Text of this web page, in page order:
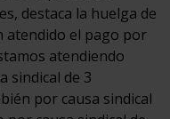
destaca la huelga de
atendido el pago por
atendiendo
sindical de 3
por causa sindical